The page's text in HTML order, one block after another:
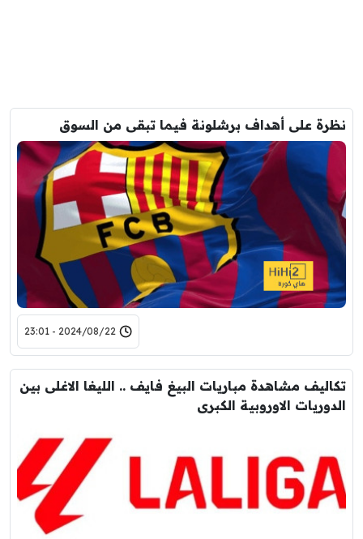
نظرة على أهداف برشلونة فيما تبقى من السوق
2024/08/22 - 23:01
تكاليف مشاهدة مباريات البيغ فايف .. الليغا الاغلى بين
الدوريات الاوروبية الكبرى